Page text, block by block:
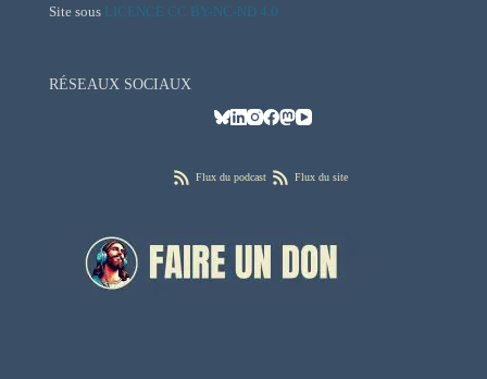
Site sous LICENCE CC BY-NC-ND 4.0
RÉSEAUX SOCIAUX
Flux du podcast Flux du site